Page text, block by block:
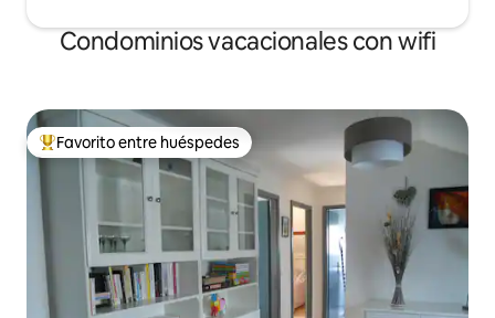
Condominios vacacionales con wifi
Favorito entre huéspedes preferido
Favorito entre huéspedes